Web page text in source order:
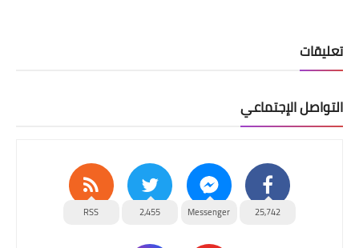
تعليقات
التواصل الإجتماعي
25,742
Messenger
2,455
RSS